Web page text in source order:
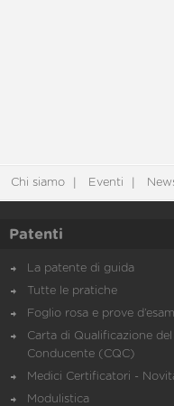
Chi siamo Eventi
Patenti
La patente di guida
Tutte le pratiche
Foglio rosa e prove
Carta di Qualificazione del
Conducente (CQC)
Medici Certificatori -
Modulistica